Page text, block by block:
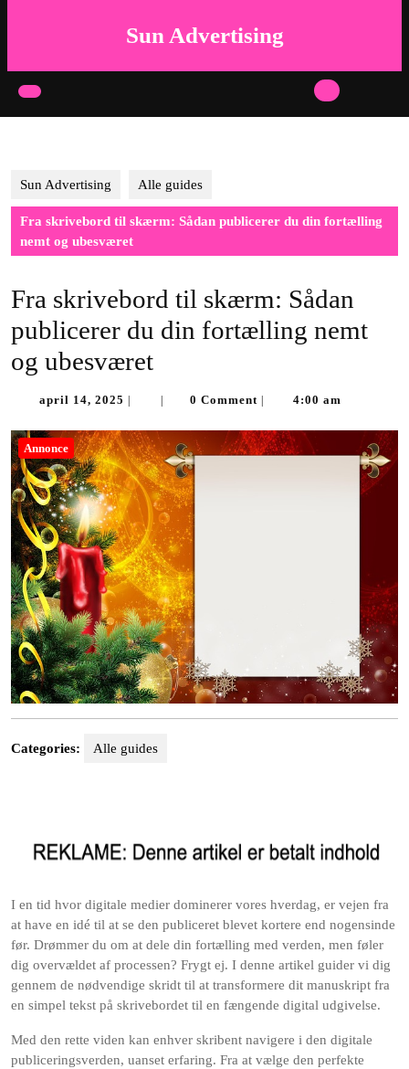
Sun Advertising
Open
Sun Advertising Alle guides
Fra skrivebord til skærm: Sådan publicerer du din fortælling
nemt og ubesværet
Fra skrivebord til skærm: Sådan
publicerer du din fortælling nemt
og ubesværet
april 14, 2025 april
2025
0 Comment 4:00 am
Annonce
Categories: Alle guides
I en tid hvor digitale medier dominerer vores hverdag, er vejen fra
at have en idé til at se den publiceret blevet kortere end nogensinde
før. Drømmer du om at dele din fortælling med verden, men føler
dig overvældet af processen? Frygt ej. I denne artikel guider vi dig
gennem de nødvendige skridt til at transformere dit manuskript fra
en simpel tekst på skrivebordet til en fængende digital udgivelse.
Med den rette viden kan enhver skribent navigere i den digitale
publiceringsverden, uanset erfaring. Fra at vælge den perfekte